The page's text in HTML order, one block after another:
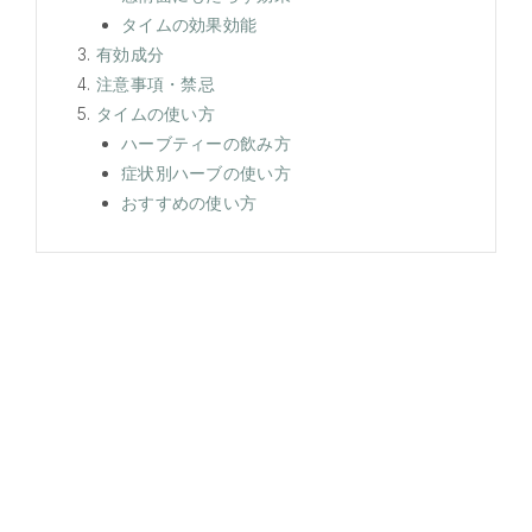
タイムの効果効能
有効成分
注意事項・禁忌
タイムの使い方
ハーブティーの飲み方
症状別ハーブの使い方
おすすめの使い方